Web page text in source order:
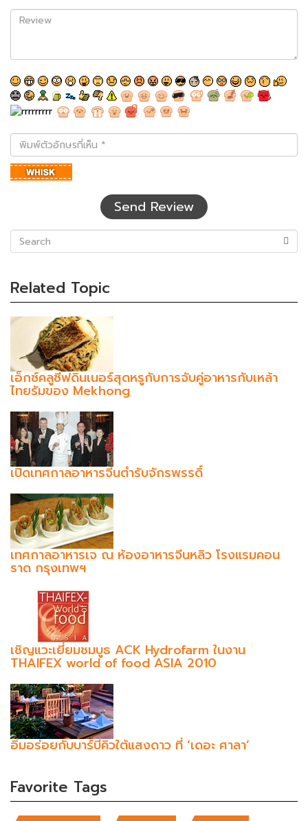
Review
พิมพ์
ตัว
อักษร
ที่
Send Review
Related Topic
เอ็กซ์คลูซีฟดินเนอร์สุดหรูกับการจับคู่อาหารกับเหล้า
ไทยรัมของ Mekhong
เปิดเทศกาลอาหารจีนตำรับจักรพรรดิ์
เทศกาลอาหารเจ ณ ห้องอาหารจีนหลิว โรงแรมคอน
ราด กรุงเทพฯ
เชิญแวะเยี่ยมชมบูธ ACK Hydrofarm ในงาน
THAIFEX world of food ASIA 2010
อิ่มอร่อยกับบาร์บีคิวใต้แสงดาว ที่ ‘เดอะ ศาลา’
Favorite Tags